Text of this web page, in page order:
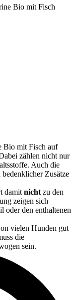
Bio mit Fisch
Bio mit Fisch auf
zählen nicht nur
Auch die
Zusätze
damit nicht zu den
zeigen sich
oder den enthaltenen
vielen Hunden gut
die
sein.